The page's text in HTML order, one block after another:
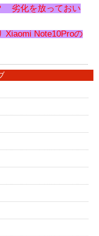
劣化を放っておい
Xiaomi Note10Proの